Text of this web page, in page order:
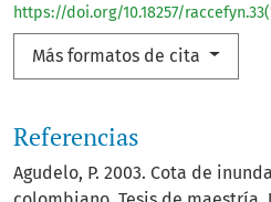
https://doi.org/10.18257/
Más formatos de cita
Referencias
Agudelo, P. 2003. Cota de